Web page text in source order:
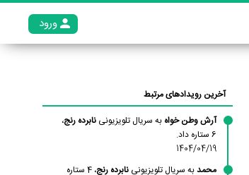
ورود
آخرین رویدادهای مرتبط
آرش وطن خواه به سریال تلویزیونی نابرده رنج،
6 ستاره داد.
1404/04/19
محمدبه سریال تلویزیونی نابرده رنج
، 4 ستاره